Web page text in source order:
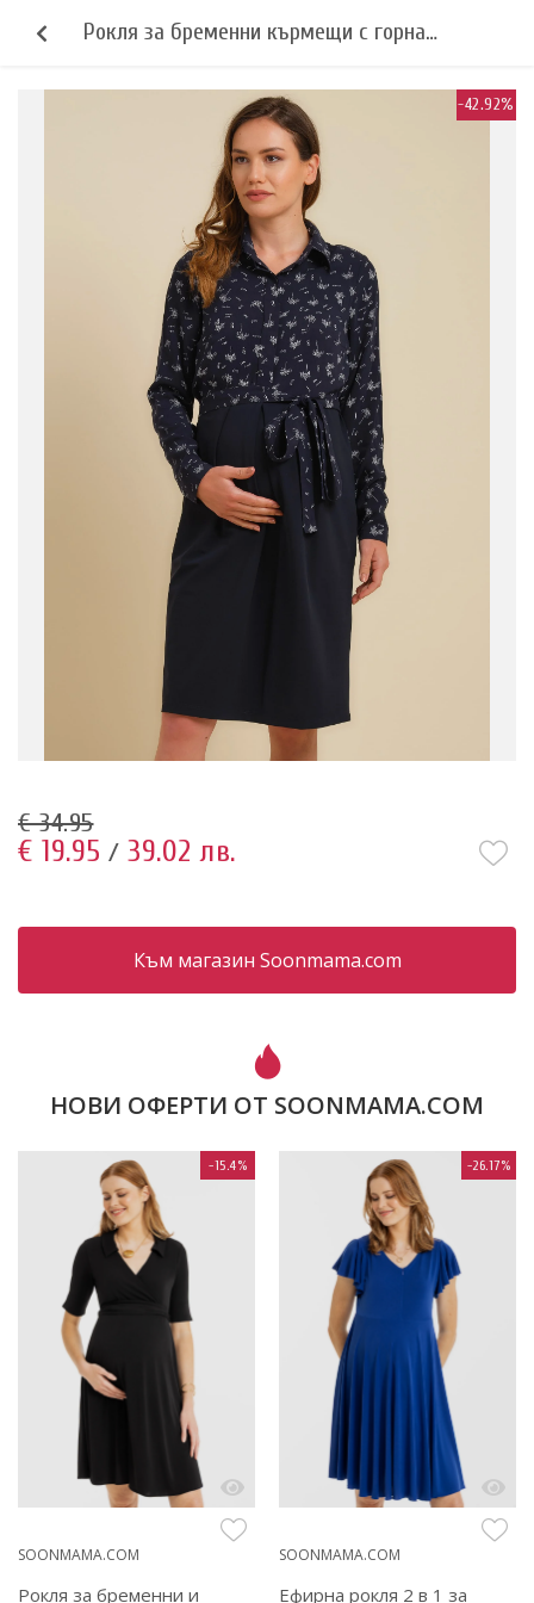
-42.92%
Рокля за бременни кърмещи с горна
€ 34.95
€ 19.95 / 39.02 лв.
Към магазин Soonmama.com
НОВИ ОФЕРТИ ОТ SOONMAMA.COM
-15.4%
SOONMAMA.COM
Рокля за бременни и
-26.17%
SOONMAMA.COM
Ефирна рокля 2 в 1 за